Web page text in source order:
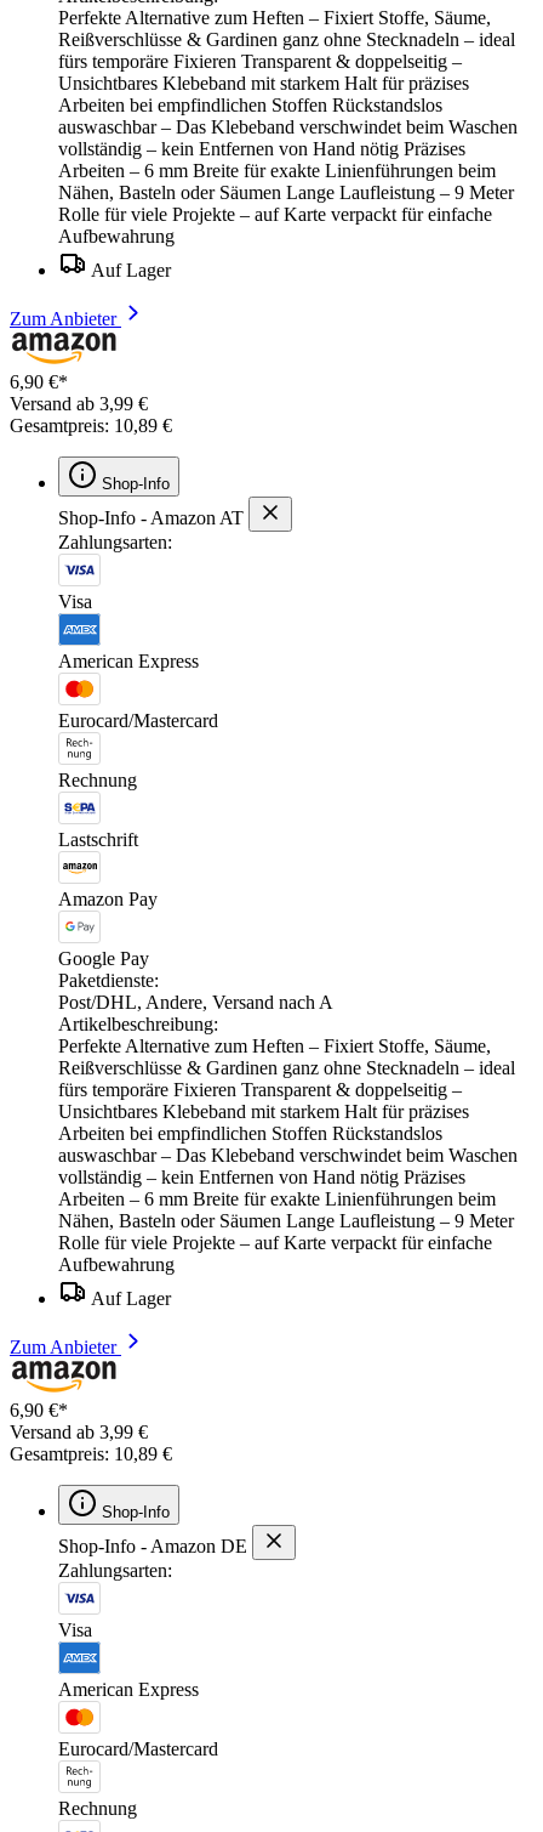
Perfekte Alternative zum Heften – Fixiert Stoffe, Säume,
Reißverschlüsse & Gardinen ganz ohne Stecknadeln – ideal
fürs temporäre Fixieren Transparent & doppelseitig –
Unsichtbares Klebeband mit starkem Halt für präzises
Arbeiten bei empfindlichen Stoffen Rückstandslos
auswaschbar – Das Klebeband verschwindet beim Waschen
vollständig – kein Entfernen von Hand nötig Präzises
Arbeiten – 6 mm Breite für exakte Linienführungen beim
Nähen, Basteln oder Säumen Lange Laufleistung – 9 Meter
Rolle für viele Projekte – auf Karte verpackt für einfache
Aufbewahrung
Auf Lager
Zum Anbieter
6,90 €*
Versand ab 3,99 €
Gesamtpreis: 10,89 €
Shop-Info
Shop-Info - Amazon AT
Zahlungsarten:
Visa
American Express
Eurocard/Mastercard
Rechnung
Lastschrift
Amazon Pay
Google Pay
Paketdienste:
Post/DHL, Andere, Versand nach A
Artikelbeschreibung:
Perfekte Alternative zum Heften – Fixiert Stoffe, Säume,
Reißverschlüsse & Gardinen ganz ohne Stecknadeln – ideal
fürs temporäre Fixieren Transparent & doppelseitig –
Unsichtbares Klebeband mit starkem Halt für präzises
Arbeiten bei empfindlichen Stoffen Rückstandslos
auswaschbar – Das Klebeband verschwindet beim Waschen
vollständig – kein Entfernen von Hand nötig Präzises
Arbeiten – 6 mm Breite für exakte Linienführungen beim
Nähen, Basteln oder Säumen Lange Laufleistung – 9 Meter
Rolle für viele Projekte – auf Karte verpackt für einfache
Aufbewahrung
Auf Lager
Zum Anbieter
6,90 €*
Versand ab 3,99 €
Gesamtpreis: 10,89 €
Shop-Info
Shop-Info - Amazon DE
Zahlungsarten:
Visa
American Express
Eurocard/Mastercard
Rechnung